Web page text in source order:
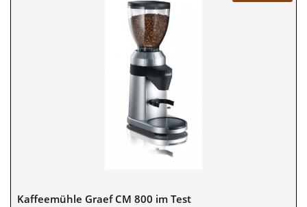
Kaffeemühle Graef CM 800 im Test